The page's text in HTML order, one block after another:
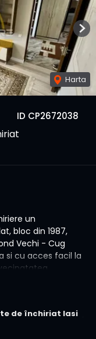
ID CP2672038
Harta
de închiriat Iasi
un
bloc din 1987,
Vechi - Cug
si cu acces facil la